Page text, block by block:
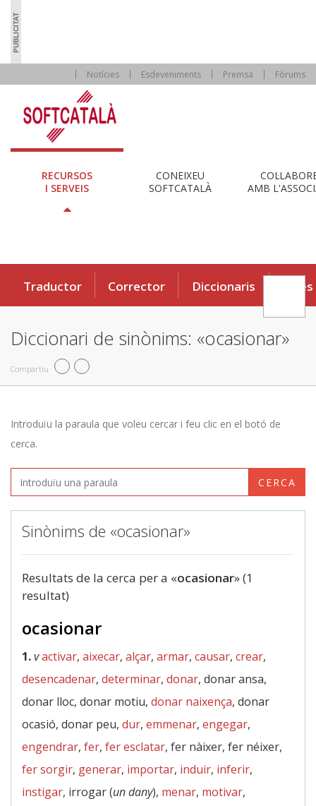
Notícies Esdeveniments Premsa Fòrums
RECURSOS
I SERVEIS
CONEIXEU
SOFTCATALÀ
AMB
Traductor Corrector Diccionaris Eines
Diccionari de sinònims: «ocasionar»
Compartiu
Introduïu la paraula que voleu cercar i feu clic en el botó de
cerca.
CERCA
Sinònims de «ocasionar»
Resultats de la cerca per a «ocasionar» (1
resultat)
ocasionar
1.vactivar, aixecar, alçar, armar, causar, crear,
desencadenar, determinar, donar, donar ansa,
donar lloc, donar motiu, donar naixença, donar
ocasió, donar peu, dur, emmenar, engegar,
engendrar, fer, fer esclatar, fer nàixer, fer néixer,
fer sorgir, generar, importar, induir, inferir,
instigar, irrogar (un dany), menar, motivar,